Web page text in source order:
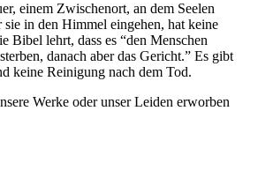
einem Zwischenort, an dem Seelen
in den Himmel eingehen, hat keine
Bibel lehrt, dass es “den Menschen
danach aber das Gericht.” Es gibt
keine Reinigung nach dem Tod.
Werke oder unser Leiden erworben